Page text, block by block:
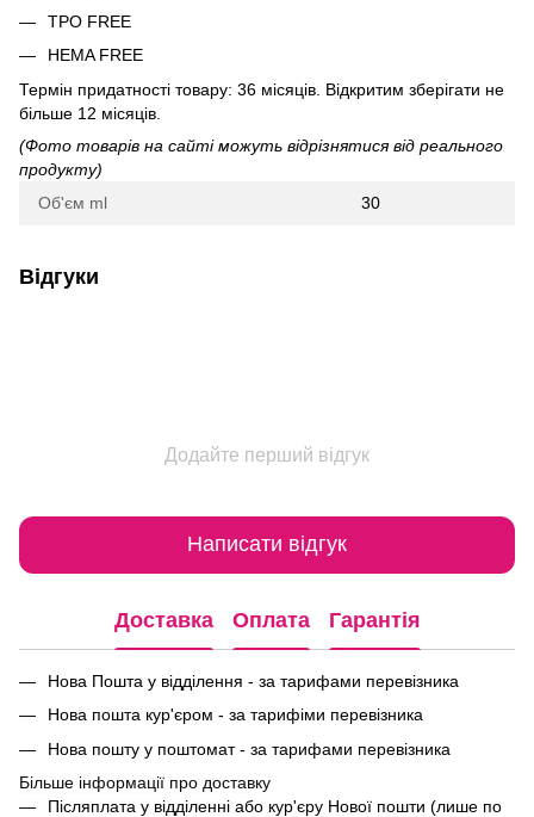
ТРО FREE
HEMA FREE
Термін придатності товару: 36 місяців. Відкритим зберігати не
більше 12 місяців.
(Фото товарів на сайті можуть відрізнятися від реального
продукту)
Об'єм ml
30
Відгуки
Додайте перший відгук
Написати відгук
Доставка Оплата Гарантія
Нова Пошта у відділення - за тарифами перевізника
Нова пошта кур'єром - за тарифіми перевізника
Нова пошту у поштомат - за тарифами перевізника
Більше інформації про доставку
Післяплата у відділенні або кур'єру Нової пошти (лише по